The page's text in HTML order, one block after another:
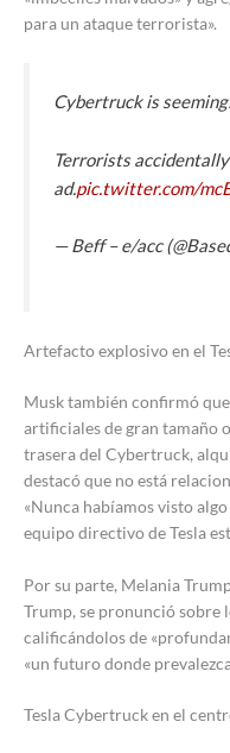
para un ataque terrorista».
Cybertruck is
Terrorists
ad.pic.twitter.com/
— Beff – e/acc
Artefacto explosivo en el
Musk también confirmó
artificiales de gran tamaño
trasera del Cybertruck,
destacó que no está
«Nunca habíamos visto
equipo directivo de Tesla
Por su parte, Melania
Trump, se pronunció sobre
calificándolos de
«un futuro donde
Tesla Cybertruck en el